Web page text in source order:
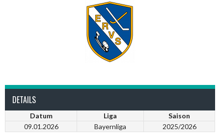
DETAILS
Datum Liga
Saison
09.01.2026
Bayernliga 2025/2026